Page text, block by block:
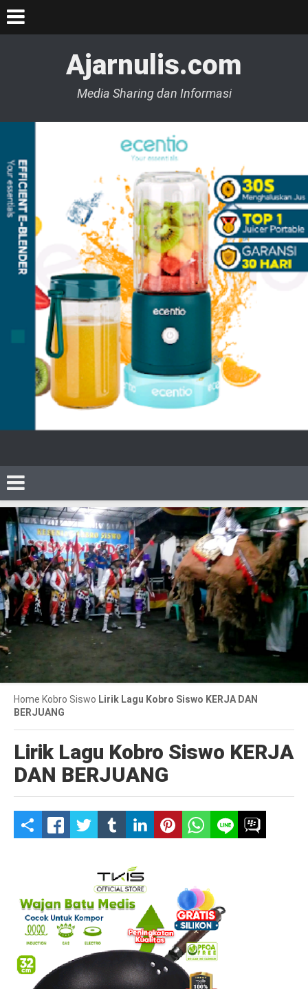
Ajarnulis.com
Media Sharing dan Informasi
Home Kobro Siswo Lirik Lagu Kobro Siswo KERJA DAN
BERJUANG
Lirik Lagu Kobro Siswo KERJA
DAN BERJUANG
S
t